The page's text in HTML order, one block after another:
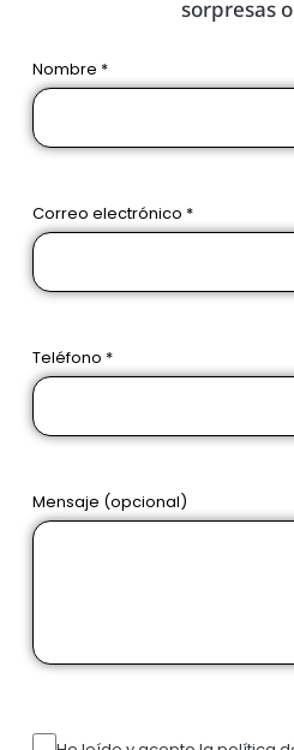
sorpresas
Nombre *
Correo electrónico *
Teléfono *
Mensaje (opcional)